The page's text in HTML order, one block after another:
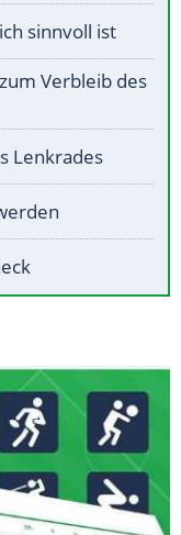
sinnvoll ist
Verbleib des
Lenkrades